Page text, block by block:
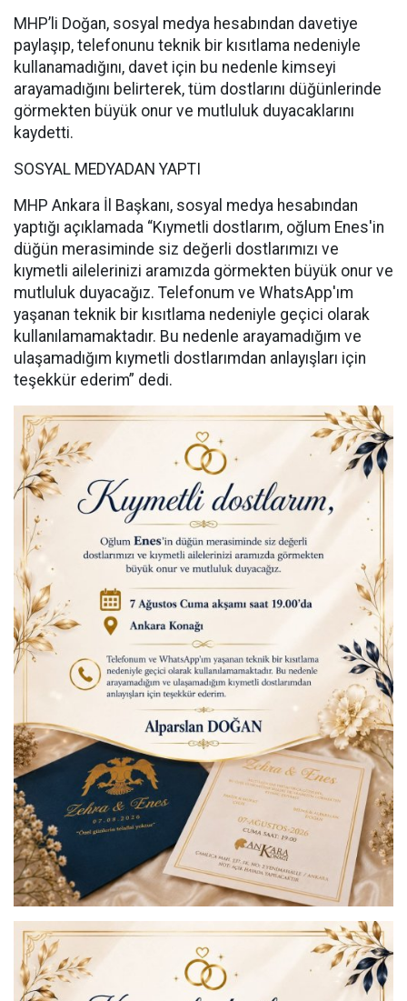
MHP’li Doğan, sosyal medya hesabından davetiye
paylaşıp, telefonunu teknik bir kısıtlama nedeniyle
kullanamadığını, davet için bu nedenle kimseyi
arayamadığını belirterek, tüm dostlarını düğünlerinde
görmekten büyük onur ve mutluluk duyacaklarını
kaydetti.
SOSYAL MEDYADAN YAPTI
MHP Ankara İl Başkanı, sosyal medya hesabından
yaptığı açıklamada “Kıymetli dostlarım, oğlum Enes'in
düğün merasiminde siz değerli dostlarımızı ve
kıymetli ailelerinizi aramızda görmekten büyük onur ve
mutluluk duyacağız. Telefonum ve WhatsApp'ım
yaşanan teknik bir kısıtlama nedeniyle geçici olarak
kullanılamamaktadır. Bu nedenle arayamadığım ve
ulaşamadığım kıymetli dostlarımdan anlayışları için
teşekkür ederim” dedi.